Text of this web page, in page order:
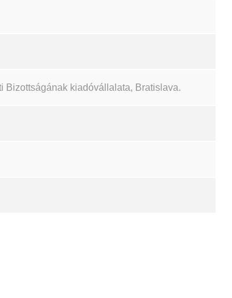
Bizottságának kiadóvállalata, Bratislava.